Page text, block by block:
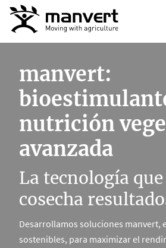
manvert:
nutrición
avanzada
La tecnología que
cosecha
Desarrollamos soluciones manvert,
sostenibles, para maximizar el